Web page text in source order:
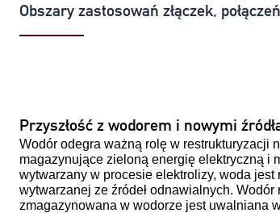
Obszary zastosowań złączek,
Przyszłość z wodorem i nowymi
Wodór odegra ważną rolę w restrukturyzacji
magazynujące zieloną energię elektryczną i
wytwarzany w procesie elektrolizy, woda
wytwarzanej ze źródeł odnawialnych.
zmagazynowana w wodorze jest uwalniana